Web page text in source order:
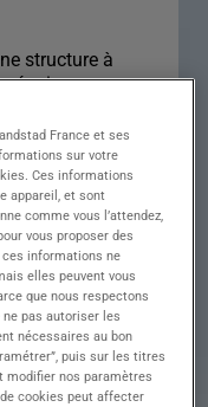
structure à
équipe
à
rénovation et
complexes,
et
les procédures
France et ses
sur votre
Ces informations
appareil, et sont
comme vous l’attendez,
vous proposer des
ces informations ne
elles peuvent vous
que nous respectons
pas autoriser les
nécessaires au bon
puis sur les titres
modifier nos paramètres
cookies peut affecter